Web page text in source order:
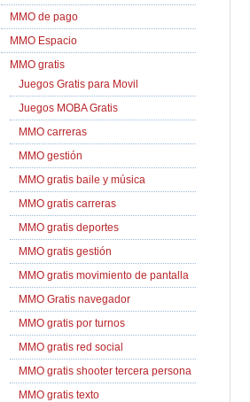
MMO de pago
MMO Espacio
MMO gratis
Juegos Gratis para Movil
Juegos MOBA Gratis
MMO carreras
MMO gestión
MMO gratis baile y música
MMO gratis carreras
MMO gratis deportes
MMO gratis gestión
MMO gratis movimiento de pantalla
MMO Gratis navegador
MMO gratis por turnos
MMO gratis red social
MMO gratis shooter tercera persona
MMO gratis texto